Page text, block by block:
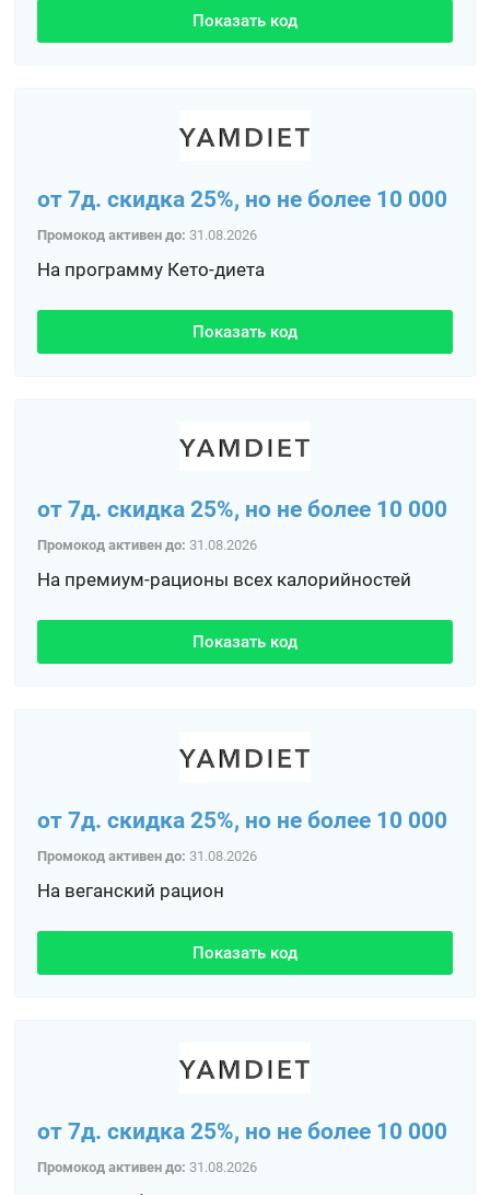
Показать код
от 7д. скидка 25%, но не более 10 000
Промокод активен до: 31.08.2026
На программу Кето-диета
Показать код
от 7д. скидка 25%, но не более 10 000
Промокод активен до: 31.08.2026
На премиум-рационы всех калорийностей
Показать код
от 7д. скидка 25%, но не более 10 000
Промокод активен до: 31.08.2026
На веганский рацион
Показать код
от 7д. скидка 25%, но не более 10 000
Промокод активен до: 31.08.2026